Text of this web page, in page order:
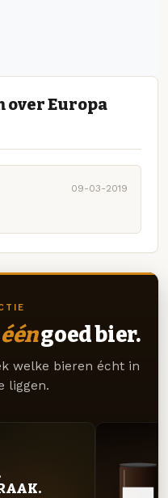
over Europa
09-03-2019
ééngoed bier.
welke bieren écht in
liggen.